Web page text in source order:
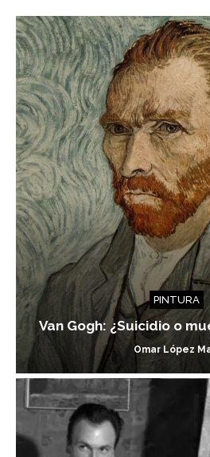
PINTURA
Van Gogh: ¿Suicidio o
Omar López